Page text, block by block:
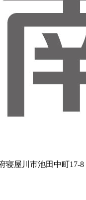
寝屋川市池田中町